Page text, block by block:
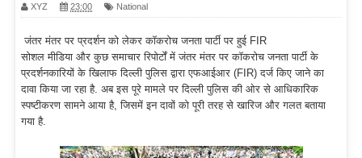
XYZ 23:00 National
जंतर मंतर पर प्रदर्शन को लेकर कॉकरोच जनता पार्टी पर हुई FIR
सोशल मीडिया और कुछ समाचार रिपोर्टों में जंतर मंतर पर कॉकरोच जनता पार्टी के
प्रदर्शनकारियों के खिलाफ दिल्ली पुलिस द्वारा एफआईआर (FIR) दर्ज किए जाने का
दावा किया जा रहा है. अब इस पूरे मामले पर दिल्ली पुलिस की ओर से आधिकारिक
स्पष्टीकरण सामने आया है, जिसमें इन दावों को पूरी तरह से खारिज और गलत बताया
गया है.